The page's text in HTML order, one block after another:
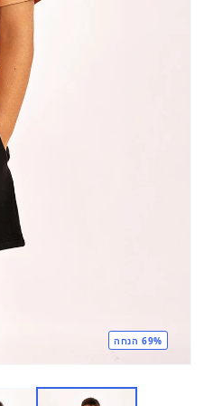
69% הנחה